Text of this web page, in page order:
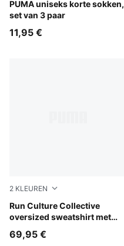
PUMA uniseks korte sokken,
set van 3 paar
white
11,95 €
2 KLEUREN
Run Culture Collective
oversized sweatshirt met
Puma Black
69,95 €